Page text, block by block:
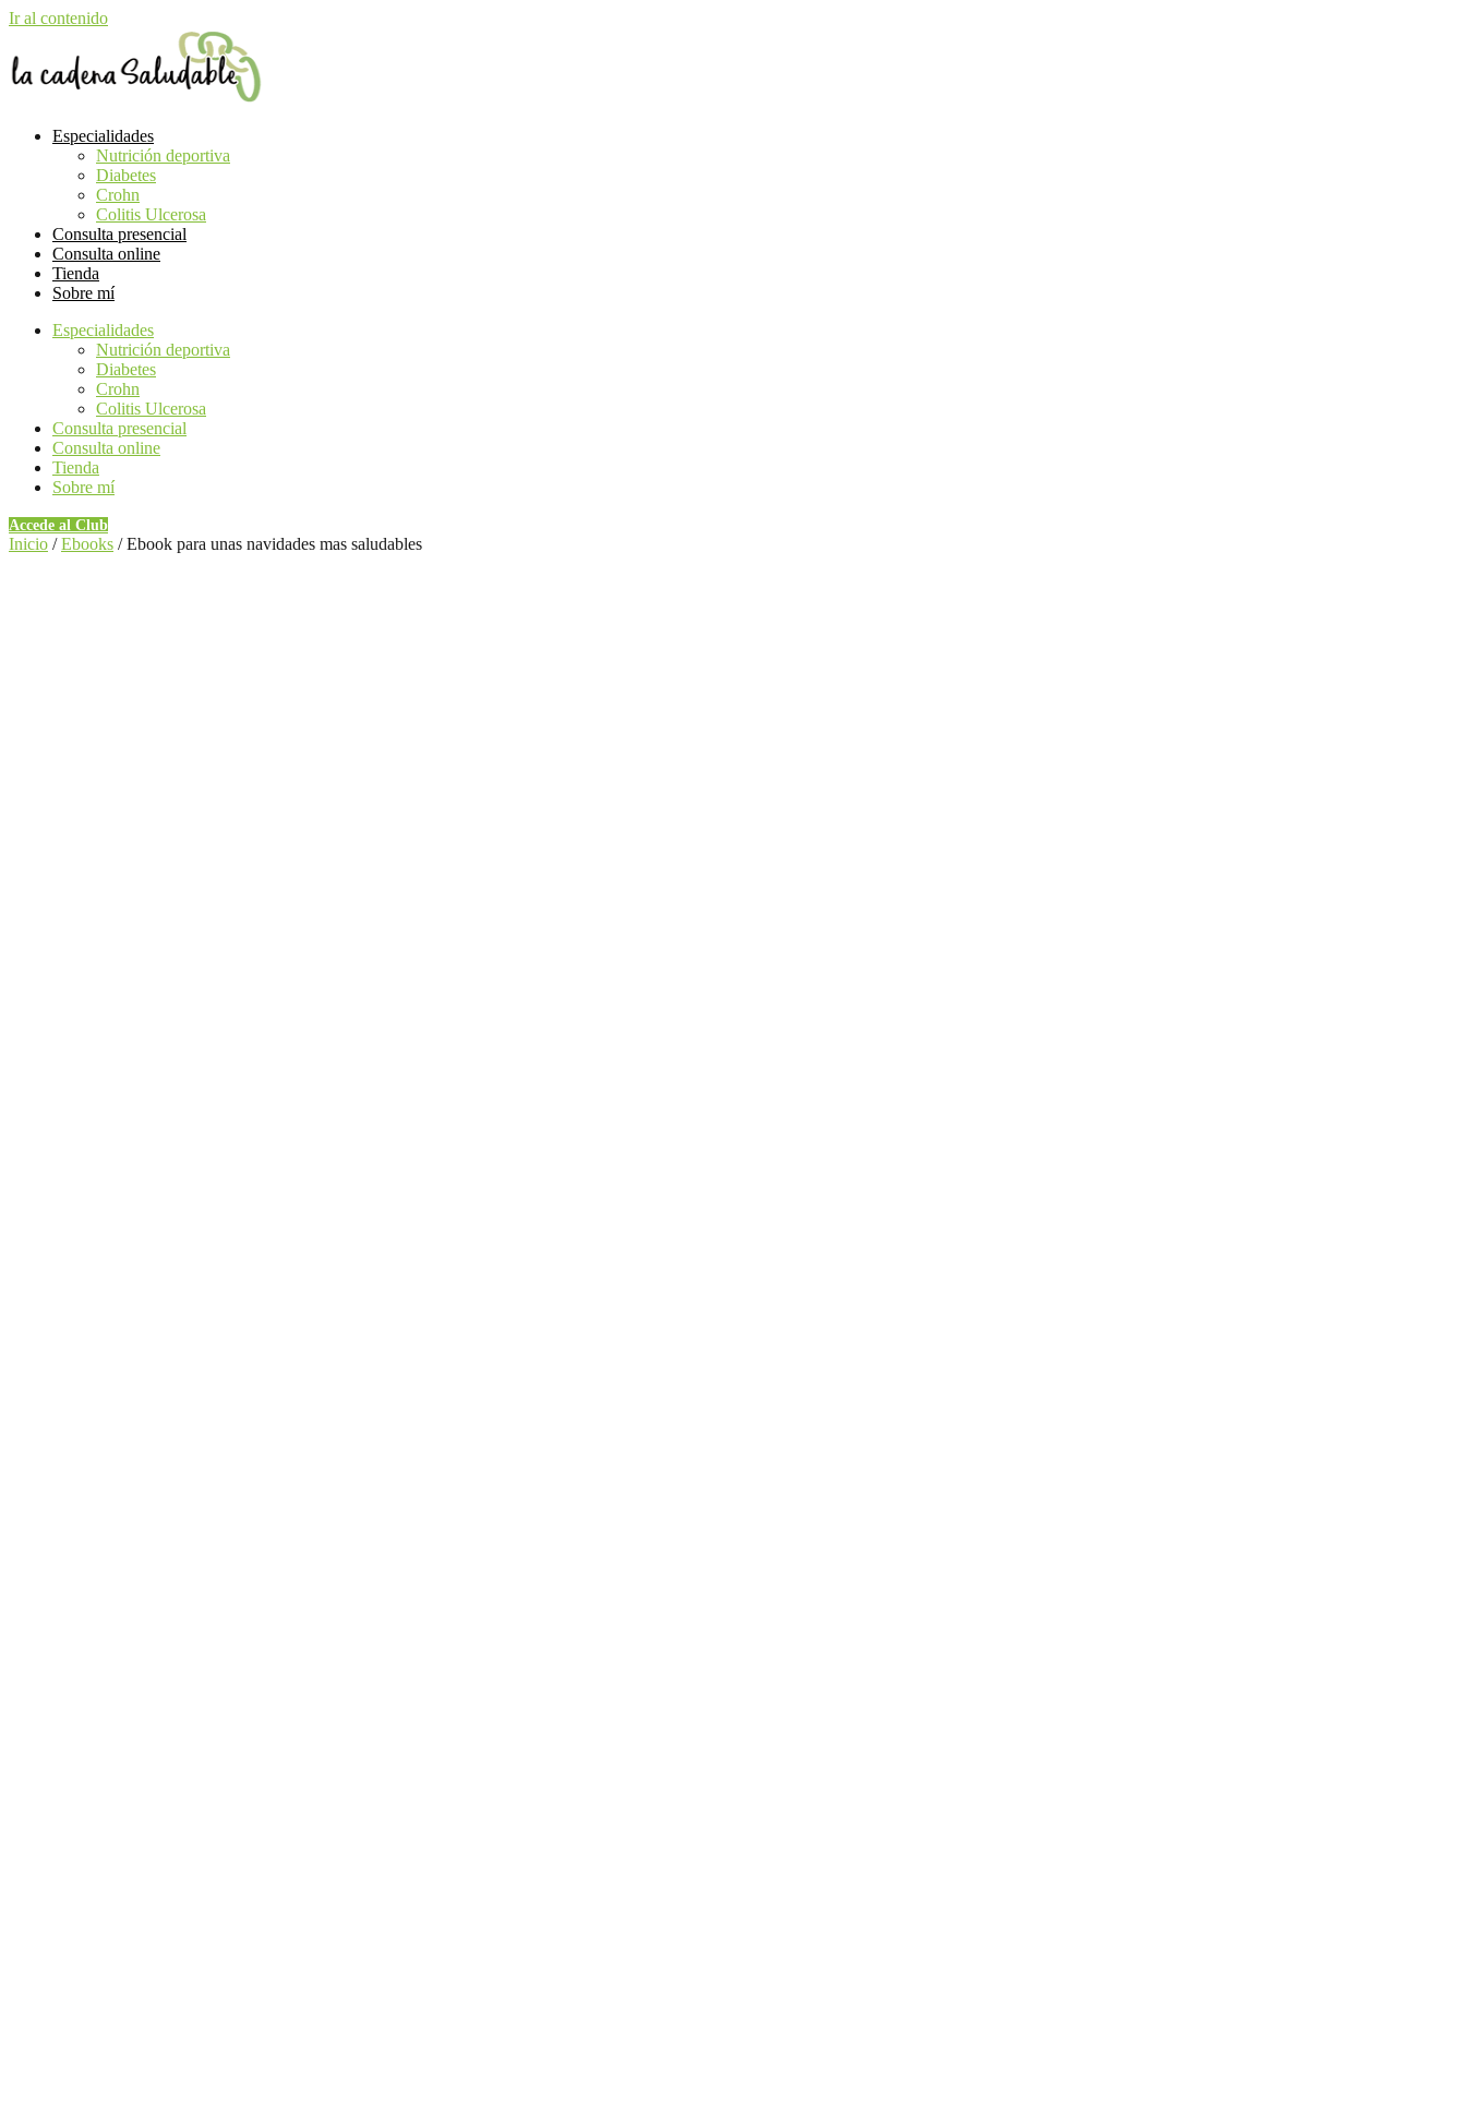
Ir al contenido
Especialidades
Nutrición deportiva
Diabetes
Crohn
Colitis Ulcerosa
Consulta presencial
Consulta online
Tienda
Sobre mí
Especialidades
Nutrición deportiva
Diabetes
Crohn
Colitis Ulcerosa
Consulta presencial
Consulta online
Tienda
Sobre mí
Accede al Club
Inicio /Ebooks / Ebook para unas navidades mas saludables